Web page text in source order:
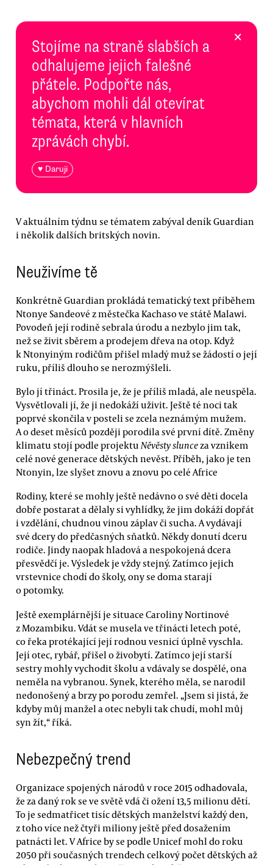
Stojíme na straně slabších a
odhalujeme jejich falešné
přátele. Podpořte nás,
abychom mohli dál otevírat
témata, která v hlavních
zprávách chybí.
♥ Daruji
×
V aktuálním týdnu se tématem zabýval deník Guardian
i několik dalších britských novin.
Neuživíme tě
Konkrétně Guardian prokládá tematický text příběhem
Ntonye Sandeové z městečka Kachaso ve státě Malawi.
Povodeň její rodině sebrala úrodu a nezbylo jim tak,
než se živit sběrem a prodejem dřeva na otop. Když
k Ntonyiným rodičům přišel mladý muž se žádostí o její
ruku, příliš dlouho se nerozmýšleli.
Bylo jí třináct. Prosila je, že je příliš mladá, ale neuspěla.
Vysvětlovali jí, že ji nedokáží uživit. Ještě té noci tak
poprvé skončila v posteli se zcela neznámým mužem.
A o deset měsíců později porodila své první dítě. Změny
klimatu stojí podle projektu Něvěsty slunce za vznikem
celé nové generace dětských nevěst. Příběh, jako je ten
Ntonyin, lze slyšet znovu a znovu po celé Africe
Rodiny, které se mohly ještě nedávno o své děti docela
dobře postarat a dělaly si vyhlídky, že jim dokáží dopřát
i vzdělání, chudnou vinou záplav či sucha. A vydávají
své dcery do předčasných sňatků. Někdy donutí dceru
rodiče. Jindy naopak hladová a nespokojená dcera
přesvědčí je. Výsledek je vždy stejný. Zatímco jejich
vrstevnice chodí do školy, ony se doma starají
o potomky.
Ještě exemplárnější je situace Caroliny Nortinové
z Mozambiku. Vdát se musela ve třinácti letech poté,
co řeka protékající její rodnou vesnicí úplně vyschla.
Její otec, rybář, přišel o živobytí. Zatímco její starší
sestry mohly vychodit školu a vdávaly se dospělé, ona
neměla na vybranou. Synek, kterého měla, se narodil
nedonošený a brzy po porodu zemřel. „Jsem si jistá, že
kdyby můj manžel a otec nebyli tak chudí, mohl můj
syn žít,“ říká.
Nebezpečný trend
Organizace spojených národů v roce 2015 odhadovala,
že za daný rok se ve světě vdá či ožení 13,5 milionu dětí.
To je sedmatřicet tisíc dětských manželství každý den,
z toho více než čtyři miliony ještě před dosažením
patnácti let. V Africe by se podle Unicef mohl do roku
2050 při současných trendech celkový počet dětských až